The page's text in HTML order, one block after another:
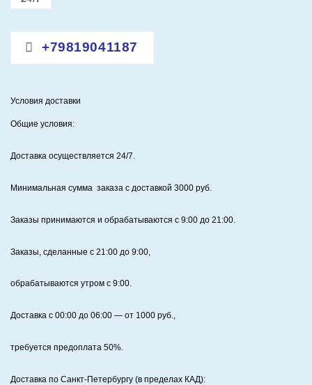
+79819041187
Условия доставки
Общие условия:
Доставка осуществляется 24/7.
Минимальная сумма заказа с доставкой 3000 руб.
Заказы принимаются и обрабатываются с 9:00 до 21:00.
Заказы, сделанные с 21:00 до 9:00,
обрабатываются утром с 9:00.
Доставка с 00:00 до 06:00 — от 1000 руб.,
требуется предоплата 50%.
Доставка по Санкт‑Петербургу (в пределах КАД):